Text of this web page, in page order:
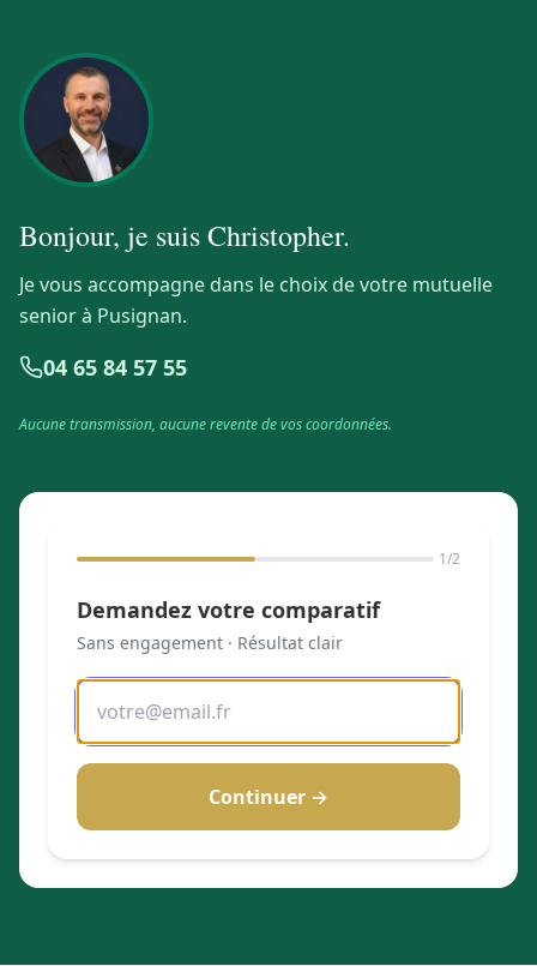
Bonjour, je suisChristopher.
Je vous accompagne dans le choix de votre mutuelle
senior à Pusignan.
04 65 84 57 55
Aucune transmission, aucune revente de vos coordonnées.
1/2
Demandez votre comparatif
Sans engagement · Résultat clair
Continuer →